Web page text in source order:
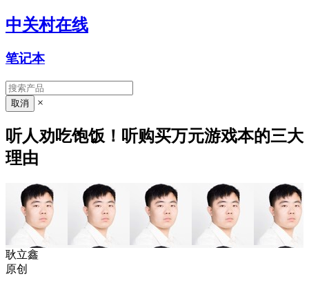
中关村在线
笔记本
×
听人劝吃饱饭！听购买万元游戏本的三大
理由
耿立鑫
原创